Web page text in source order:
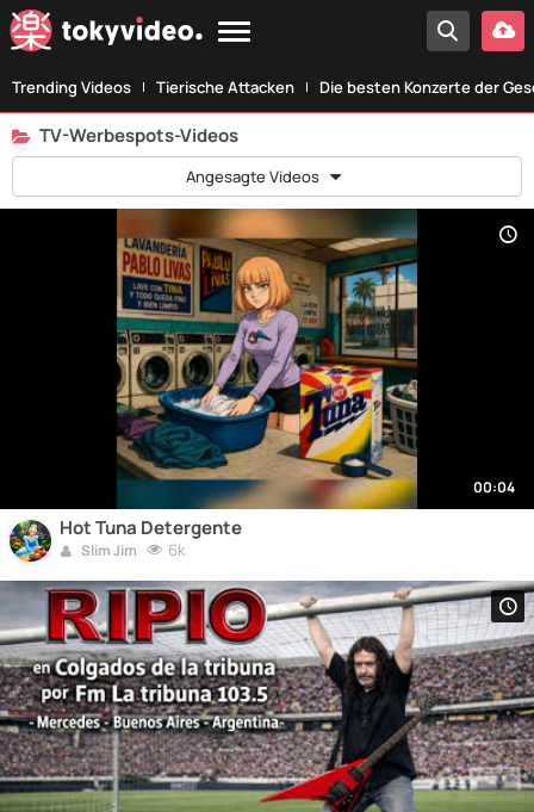
Trending Videos Tierische Attacken Die besten Konzerte der
TV-Werbespots-Videos
Angesagte Videos
00:04
Hot Tuna Detergente
Slim Jim 6k